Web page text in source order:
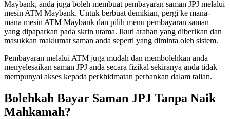
Maybank, anda juga boleh membuat pembayaran saman JPJ melalui
mesin ATM Maybank. Untuk berbuat demikian, pergi ke mana-
mana mesin ATM Maybank dan pilih menu pembayaran saman
yang dipaparkan pada skrin utama. Ikuti arahan yang diberikan dan
masukkan maklumat saman anda seperti yang diminta oleh sistem.
Pembayaran melalui ATM juga mudah dan membolehkan anda
menyelesaikan saman JPJ anda secara fizikal sekiranya anda tidak
mempunyai akses kepada perkhidmatan perbankan dalam talian.
Bolehkah Bayar Saman JPJ Tanpa Naik
Mahkamah?